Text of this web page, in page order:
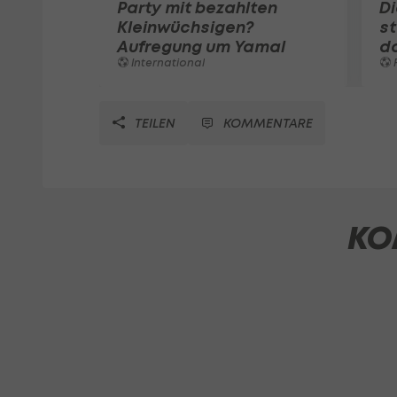
Party mit bezahlten
Kleinwüchsigen?
Aufregung um Yamal
International
TEILEN KOMMENTARE